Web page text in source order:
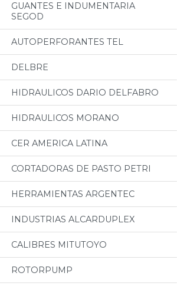
GUANTES E INDUMENTARIA
SEGOD
AUTOPERFORANTES TEL
DELBRE
HIDRAULICOS DARIO DELFABRO
HIDRAULICOS MORANO
CER AMERICA LATINA
CORTADORAS DE PASTO PETRI
HERRAMIENTAS ARGENTEC
INDUSTRIAS ALCARDUPLEX
CALIBRES MITUTOYO
ROTORPUMP